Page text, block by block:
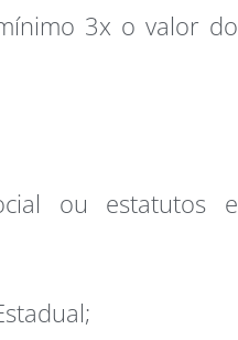
3x o valor do
ou estatutos e